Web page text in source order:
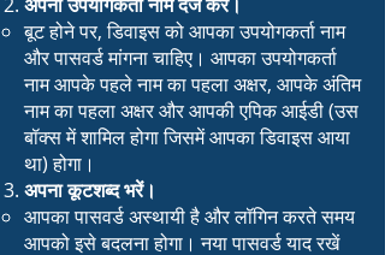
बूट होने पर, डिवाइस को आपका उपयोगकर्ता नाम
और पासवर्ड मांगना चाहिए। आपका उपयोगकर्ता
नाम आपके पहले नाम का पहला अक्षर, आपके अंतिम
नाम का पहला अक्षर और आपकी एपिक आईडी (उस
बॉक्स में शामिल होगा जिसमें आपका डिवाइस आया
था) होगा।
अपना कूटशब्द भरें।
आपका पासवर्ड अस्थायी है और लॉगिन करते समय
आपको इसे बदलना होगा। नया पासवर्ड याद रखें